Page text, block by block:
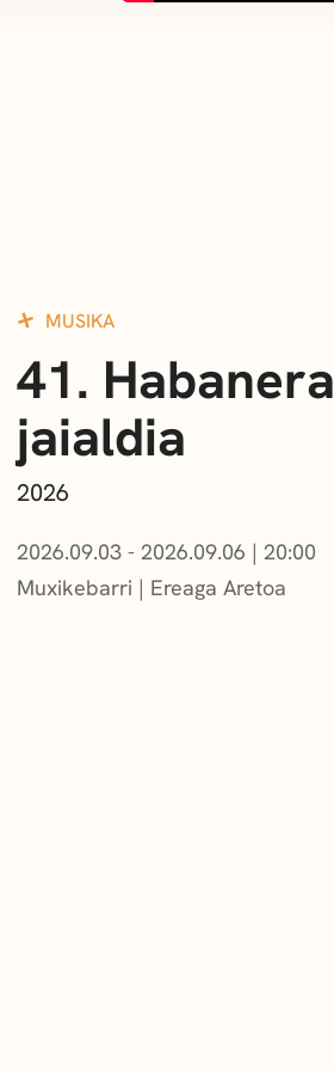
MUSIKA
41. Habanera
jaialdia
2026
2026.09.03 - 2026.09.06 | 20:00
Muxikebarri | Ereaga Aretoa